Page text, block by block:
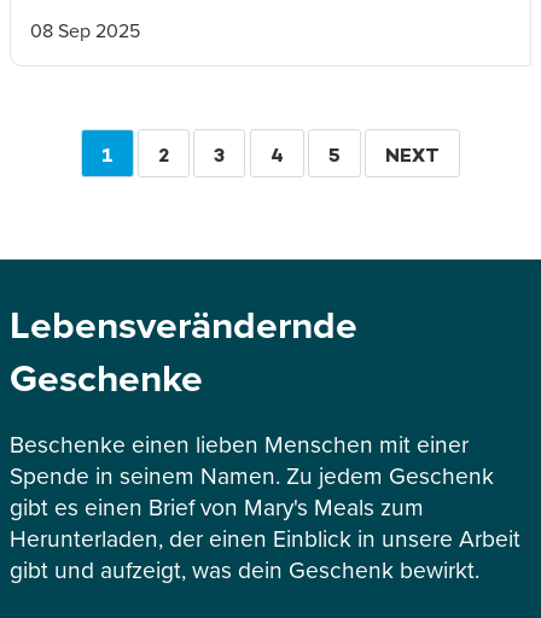
08 Sep 2025
Seitennummerierung
AKTUELLE
1 SEITE
2 SEITE
3 SEITE
4 SEITE
5 WEITER
NEXT
Lebensverändernde
Geschenke
Beschenke einen lieben Menschen mit einer
Spende in seinem Namen. Zu jedem Geschenk
gibt es einen Brief von Mary's Meals zum
Herunterladen, der einen Einblick in unsere Arbeit
gibt und aufzeigt, was dein Geschenk bewirkt.